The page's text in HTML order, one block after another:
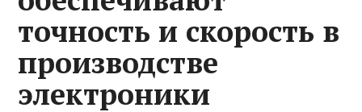
точность и скорость в
производстве
электроники